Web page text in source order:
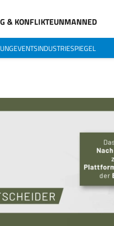
& KONFLIKTEUNMANNED
EVENTSINDUSTRIESPIEGEL